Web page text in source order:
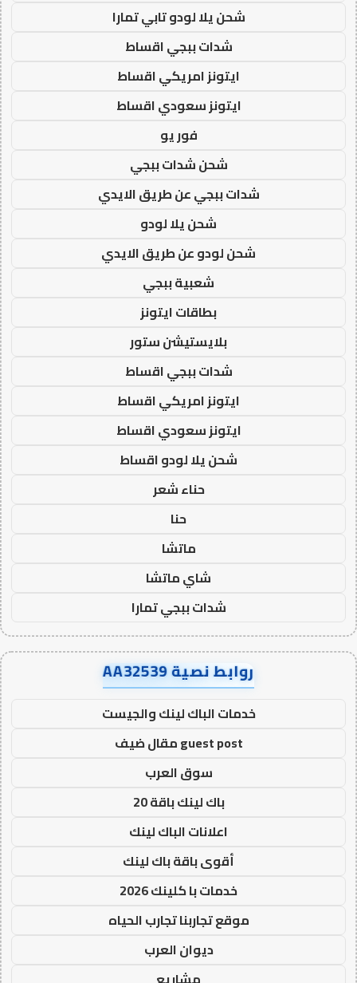
شحن يلا لودو تابي تمارا
شدات ببجي اقساط
ايتونز امريكي اقساط
ايتونز سعودي اقساط
فور يو
شحن شدات ببجي
شدات ببجي عن طريق الايدي
شحن يلا لودو
شحن لودو عن طريق الايدي
شعبية ببجي
بطاقات ايتونز
بلايستيشن ستور
شدات ببجي اقساط
ايتونز امريكي اقساط
ايتونز سعودي اقساط
شحن يلا لودو اقساط
حناء شعر
حنا
ماتشا
شاي ماتشا
شدات ببجي تمارا
روابط نصية AA32539
خدمات الباك لينك والجيست
guest post مقال ضيف
سوق العرب
باك لينك باقة 20
اعلانات الباك لينك
أقوى باقة باك لينك
خدمات با كلينك 2026
موقع تجاربنا تجارب الحياه
ديوان العرب